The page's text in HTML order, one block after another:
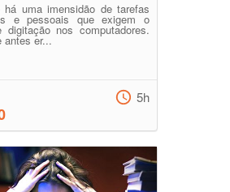
há uma imensidão de tarefas
e pessoais que exigem o
digitação nos computadores.
antes er...
5h